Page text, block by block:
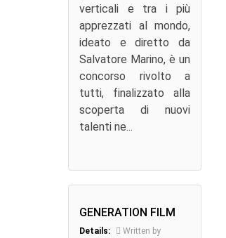
verticali e tra i più
apprezzati al mondo,
ideato e diretto da
Salvatore Marino, è un
concorso rivolto a
tutti, finalizzato alla
scoperta di nuovi
talenti ne...
GENERATION FILM
Details:
Written by